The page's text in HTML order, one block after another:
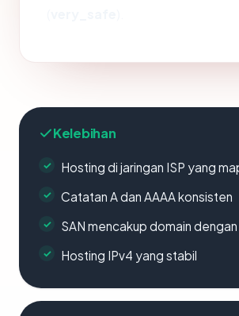
Kelebihan
Hosting di jaringan ISP yang
Catatan A dan AAAA konsisten
SAN mencakup domain
Hosting IPv4 yang stabil